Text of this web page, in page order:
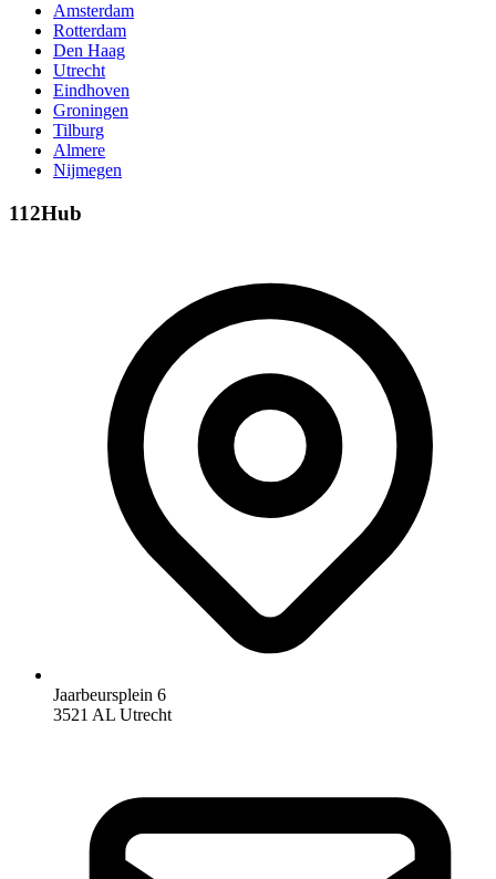
Amsterdam
Rotterdam
Den Haag
Utrecht
Eindhoven
Groningen
Tilburg
Almere
Nijmegen
112Hub
Jaarbeursplein 6
3521 AL Utrecht